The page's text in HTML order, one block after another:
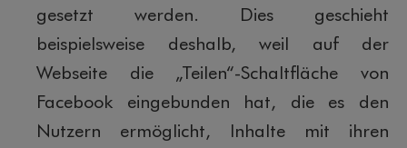
gesetzt werden. Dies geschieht
beispielsweise deshalb, weil auf der
Webseite die „Teilen“-Schaltfläche von
Facebook eingebunden hat, die es den
Nutzern ermöglicht, Inhalte mit ihren